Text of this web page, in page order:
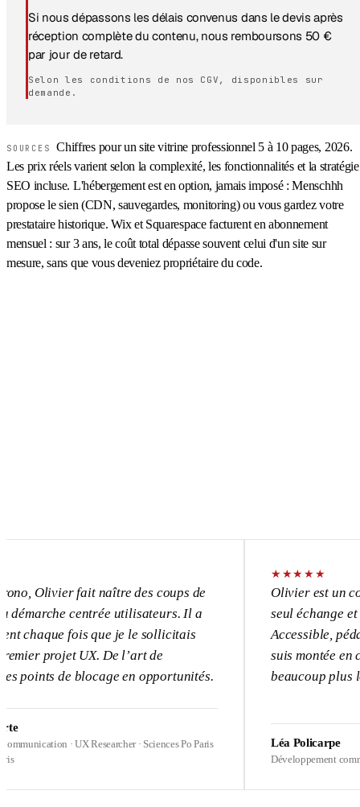
Si nous dépassons les délais convenus dans le devis après
réception complète du contenu, nous remboursons 50 €
par jour de retard.
Selon les conditions de nos CGV, disponibles sur
demande.
SOURCESChiffres pour un site vitrine professionnel 5 à 10 pages, 2026.
Les prix réels varient selon la complexité, les fonctionnalités et la stratégie
SEO incluse. L'hébergement est en option, jamais imposé : Menschhh
propose le sien (CDN, sauvegardes, monitoring) ou vous gardez votre
prestataire historique. Wix et Squarespace facturent en abonnement
mensuel : sur 3 ans, le coût total dépasse souvent celui d'un site sur
mesure, sans que vous deveniez propriétaire du code.
fait naître des coups de
centrée utilisateurs. Il a
fois que je le sollicitais
UX. De l’art de
de blocage en opportunités.
· UX Researcher · Sciences Po Paris
★★
Olivier est un
seul échange et l’UX
Accessible,
suis montée en
beaucoup plus loin
Léa Policarpe
Développement commercial ·